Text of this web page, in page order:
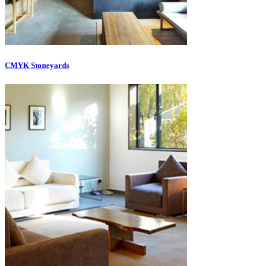
CMYK Stoneyards